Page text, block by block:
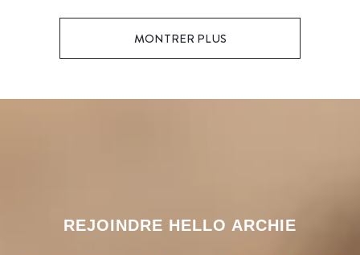
MONTRER PLUS
REJOINDRE HELLO ARCHIE